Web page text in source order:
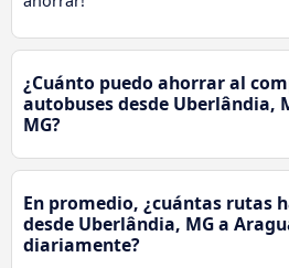
¿Cuánto puedo ahorrar al
autobuses desde Uberlândia,
MG?
En promedio, ¿cuántas rutas
desde Uberlândia, MG a
diariamente?